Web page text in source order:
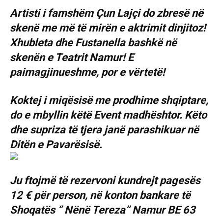
Artisti i famshëm Çun Lajçi do zbresë në
skenë me më të mirën e aktrimit dinjitoz!
Xhubleta dhe Fustanella bashkë në
skenën e Teatrit Namur! E
paimagjinueshme, por e vërtetë!
Koktej i miqësisë me prodhime shqiptare,
do e mbyllin këtë Event madhështor. Këto
dhe supriza të tjera janë parashikuar në
Ditën e Pavarësisë.
Ju ftojmë të rezervoni kundrejt pagesës
12 € për person, në konton bankare të
Shoqatës ‘’ Nënë Tereza’’ Namur BE 63